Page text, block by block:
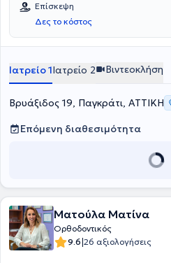
Επίσκεψη
Δες το κόστος
Ιατρείο 1Ιατρείο 2 Βιντεοκλήση
Βρυάξιδος 19, Παγκράτι, ΑΤΤΙΚΗ
Επόμενη διαθεσιμότητα
Ματούλα Ματίνα
Ορθοδοντικός
9.6|26 αξιολογήσεις